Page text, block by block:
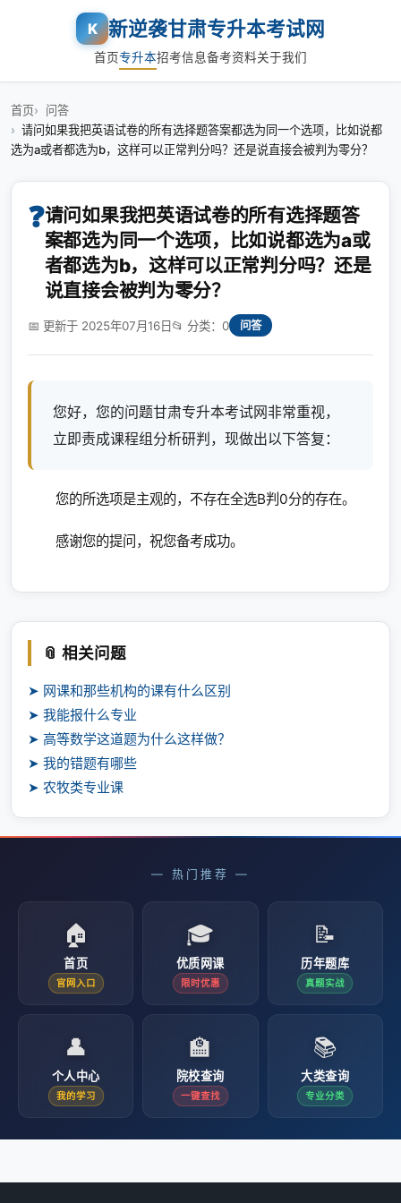
K 新逆袭甘肃专升本考试网
首页专升本招考信息备考资料关于我们
首页
问答
请问如果我把英语试卷的所有选择题答案都选为同一个选项，比如说都
选为a或者都选为b，这样可以正常判分吗？还是说直接会被判为零分？
❓请问如果我把英语试卷的所有选择题答
案都选为同一个选项，比如说都选为a或
者都选为b，这样可以正常判分吗？还是
说直接会被判为零分？
📅 更新于 2025年07月16日📂 分类：0 问答
您好，您的问题甘肃专升本考试网非常重视，
立即责成课程组分析研判，现做出以下答复：
您的所选项是主观的，不存在全选B判0分的存在。
感谢您的提问，祝您备考成功。
📎 相关问题
➤ 网课和那些机构的课有什么区别
➤ 我能报什么专业
➤ 高等数学这道题为什么这样做？
➤ 我的错题有哪些
➤ 农牧类专业课
— 热门推荐 —
🏠
首页
官网入口
🎓
优质网课
限时优惠
📝
历年题库
真题实战
👤
个人中心
我的学习
🏫
院校查询
一键查找
📚
大类查询
专业分类